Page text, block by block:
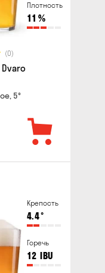
Плотность
11 %
(0)
5°
Крепость
4.4°
Горечь
12 IBU